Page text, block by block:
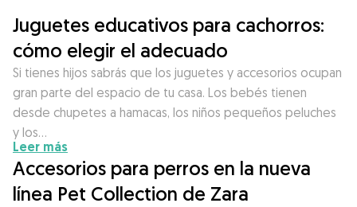
Juguetes educativos para cachorros:
cómo elegir el adecuado
Si tienes hijos sabrás que los juguetes y accesorios ocupan
gran parte del espacio de tu casa. Los bebés tienen
desde chupetes a hamacas, los niños pequeños peluches
y los…
Leer más
Accesorios para perros en la nueva
línea Pet Collection de Zara